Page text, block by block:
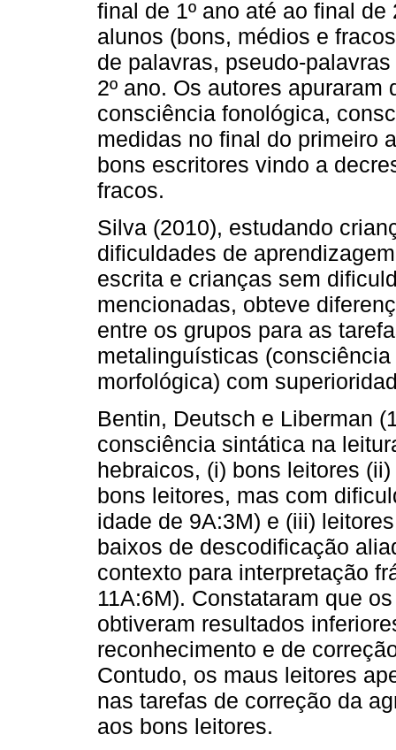
final de 1º ano até ao final
alunos (bons, médios e
de palavras, pseudo-
2º ano. Os autores
consciência fonológica,
medidas no final do primeiro
bons escritores vindo a
fracos.
Silva (2010), estudando
dificuldades de
escrita e crianças sem
mencionadas, obteve
entre os grupos para as
metalinguísticas
morfológica) com
Bentin, Deutsch e Liberman
consciência sintática na
hebraicos, (i) bons leitores
bons leitores, mas com
idade de 9A:3M) e (iii)
baixos de descodificação
contexto para interpretação
11A:6M). Constataram que
obtiveram resultados
reconhecimento e de
Contudo, os maus leitores
nas tarefas de correção da
aos bons leitores.